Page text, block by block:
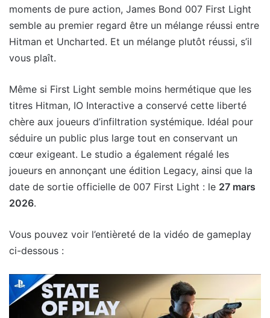
moments de pure action, James Bond 007 First Light
semble au premier regard être un mélange réussi entre
Hitman et Uncharted. Et un mélange plutôt réussi, s’il
vous plaît.
Même si First Light semble moins hermétique que les
titres Hitman, IO Interactive a conservé cette liberté
chère aux joueurs d’infiltration systémique. Idéal pour
séduire un public plus large tout en conservant un
cœur exigeant. Le studio a également régalé les
joueurs en annonçant une édition Legacy, ainsi que la
date de sortie officielle de 007 First Light : le 27 mars
2026.
Vous pouvez voir l’entièreté de la vidéo de gameplay
ci-dessous :